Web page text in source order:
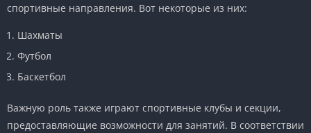
спортивные направления. Вот некоторые из них:
Шахматы
Футбол
Баскетбол
Важную роль также играют спортивные клубы и секции,
предоставляющие возможности для занятий. В соответствии